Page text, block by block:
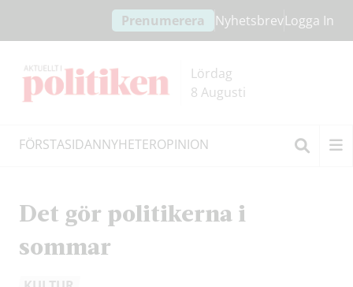
innehållet
headern
Prenumerera NyhetsbrevLogga In
Lördag
8 Augusti
FÖRSTASIDANNYHETEROPINION
Det gör politikerna i
sommar